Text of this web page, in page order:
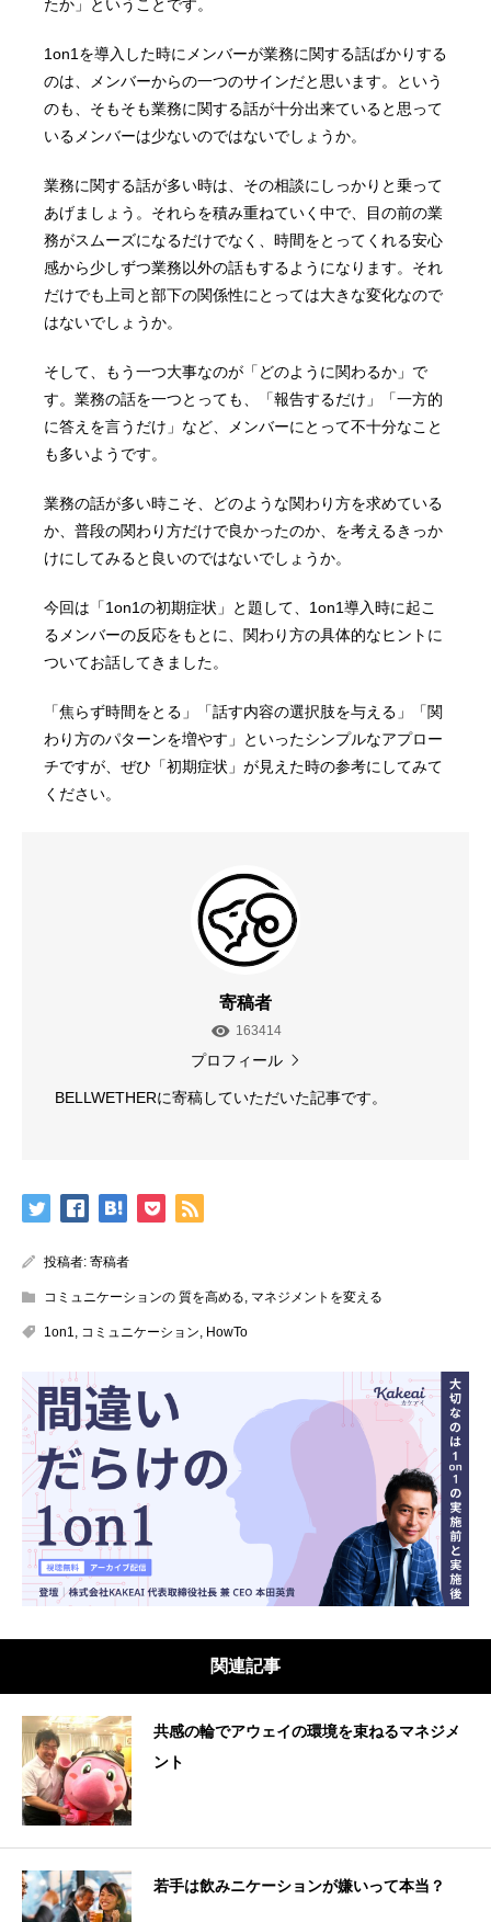
たか」ということです。
1on1を導入した時にメンバーが業務に関する話ばかりする
のは、メンバーからの一つのサインだと思います。という
のも、そもそも業務に関する話が十分出来ていると思って
いるメンバーは少ないのではないでしょうか。
業務に関する話が多い時は、その相談にしっかりと乗って
あげましょう。それらを積み重ねていく中で、目の前の業
務がスムーズになるだけでなく、時間をとってくれる安心
感から少しずつ業務以外の話もするようになります。それ
だけでも上司と部下の関係性にとっては大きな変化なので
はないでしょうか。
そして、もう一つ大事なのが「どのように関わるか」で
す。業務の話を一つとっても、「報告するだけ」「一方的
に答えを言うだけ」など、メンバーにとって不十分なこと
も多いようです。
業務の話が多い時こそ、どのような関わり方を求めている
か、普段の関わり方だけで良かったのか、を考えるきっか
けにしてみると良いのではないでしょうか。
今回は「1on1の初期症状」と題して、1on1導入時に起こ
るメンバーの反応をもとに、関わり方の具体的なヒントに
ついてお話してきました。
「焦らず時間をとる」「話す内容の選択肢を与える」「関
わり方のパターンを増やす」といったシンプルなアプロー
チですが、ぜひ「初期症状」が見えた時の参考にしてみて
ください。
寄稿者
163414
プロフィール
BELLWETHERに寄稿していただいた記事です。
投稿者: 寄稿者
コミュニケーションの 質を高める, マネジメントを変える
1on1, コミュニケーション, HowTo
関連記事
共感の輪でアウェイの環境を束ねるマネジメ
ント
若手は飲みニケーションが嫌いって本当？